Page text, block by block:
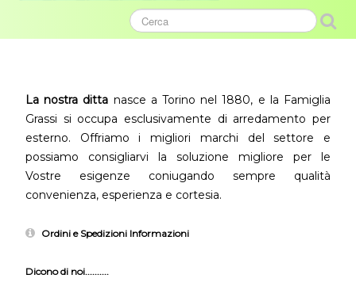
La nostra ditta nasce a Torino nel 1880, e la Famiglia
Grassi si occupa esclusivamente di arredamento per
esterno. Offriamo i migliori marchi del settore e
possiamo consigliarvi la soluzione migliore per le
Vostre esigenze coniugando sempre qualità
convenienza, esperienza e cortesia.
Ordini e Spedizioni Informazioni
Dicono di noi..........